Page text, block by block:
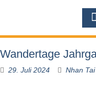
Wandertage
29. Juli 2024 Nhan